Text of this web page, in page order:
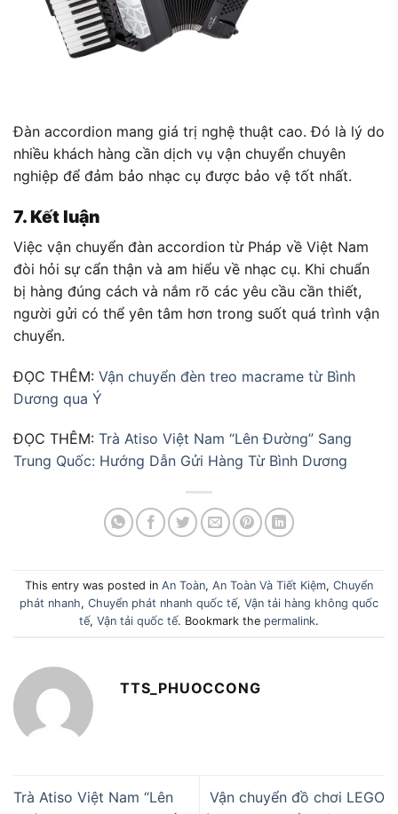
Đàn accordion mang giá trị nghệ thuật cao. Đó là lý do
nhiều khách hàng cần dịch vụ vận chuyển chuyên
nghiệp để đảm bảo nhạc cụ được bảo vệ tốt nhất.
7. Kết luận
Việc vận chuyển đàn accordion từ Pháp về Việt Nam
đòi hỏi sự cẩn thận và am hiểu về nhạc cụ. Khi chuẩn
bị hàng đúng cách và nắm rõ các yêu cầu cần thiết,
người gửi có thể yên tâm hơn trong suốt quá trình vận
chuyển.
ĐỌC THÊM: Vận chuyển đèn treo macrame từ Bình
Dương qua Ý
ĐỌC THÊM: Trà Atiso Việt Nam “Lên Đường” Sang
Trung Quốc: Hướng Dẫn Gửi Hàng Từ Bình Dương
This entry was posted in An Toàn, An Toàn Và Tiết Kiệm, Chuyển
phát nhanh, Chuyển phát nhanh quốc tế, Vận tải hàng không quốc
tế, Vận tải quốc tế. Bookmark the permalink.
TTS_PHUOCCONG
Trà Atiso Việt Nam “Lên
Vận chuyển đồ chơi LEGO